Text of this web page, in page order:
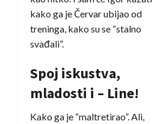
kako ga je Červar ubijao od
treninga, kako su se “stalno
svađali”.
Spoj iskustva,
mladosti i – Line!
Kako ga je “maltretirao”. Ali,